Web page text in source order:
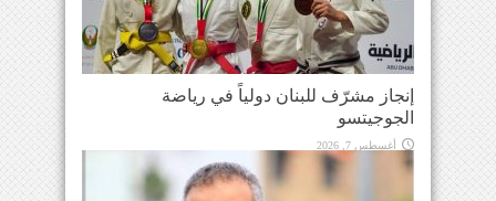
إنجاز مشرّف للبنان دولياً في رياضة
الجوجيتسو
أغسطس 7, 2026